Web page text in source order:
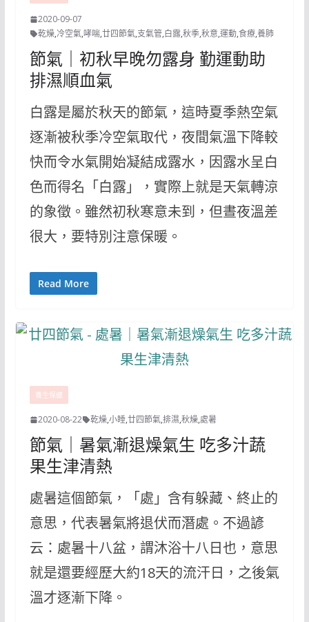
2020-09-07
乾燥,冷空氣,哮喘,廿四節氣,支氣管,白露,秋季,秋意,運動,食療,養肺
節氣｜初秋早晚勿露身 勤運動助
排濕順血氣
白露是屬於秋天的節氣，這時夏季熱空氣
逐漸被秋季冷空氣取代，夜間氣溫下降較
快而令水氣開始凝結成露水，因露水呈白
色而得名「白露」，實際上就是天氣轉涼
的象徵。雖然初秋寒意未到，但晝夜溫差
很大，要特別注意保暖。
Read More
養生保健
2020-08-22 乾燥,小睡,廿四節氣,排濕,秋燥,處暑
節氣｜暑氣漸退燥氣生 吃多汁蔬
果生津清熱
處暑這個節氣，「處」含有躲藏、終止的
意思，代表暑氣將退伏而潛處。不過諺
云：處暑十八盆，謂沐浴十八日也，意思
就是還要經歷大約18天的流汗日，之後氣
溫才逐漸下降。